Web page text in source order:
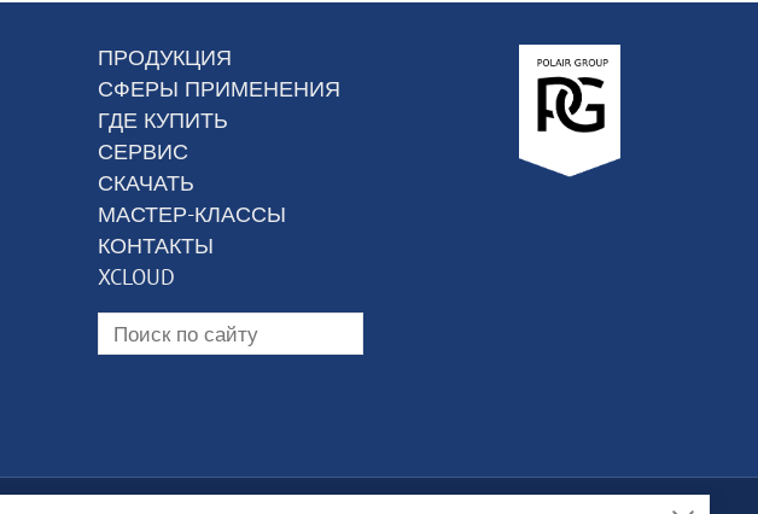
ПРОДУКЦИЯ
СФЕРЫ ПРИМЕНЕНИЯ
ГДЕ КУПИТЬ
СЕРВИС
СКАЧАТЬ
МАСТЕР-КЛАССЫ
КОНТАКТЫ
XCLOUD